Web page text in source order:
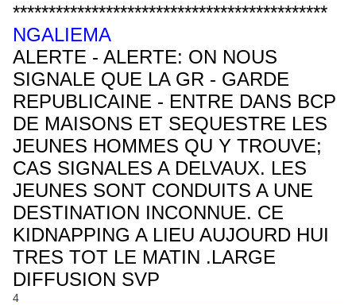
********************************************
NGALIEMA
ALERTE - ALERTE: ON NOUS
SIGNALE QUE LA GR - GARDE
REPUBLICAINE - ENTRE DANS BCP
DE MAISONS ET SEQUESTRE LES
JEUNES HOMMES QU Y TROUVE;
CAS SIGNALES A DELVAUX. LES
JEUNES SONT CONDUITS A UNE
DESTINATION INCONNUE. CE
KIDNAPPING A LIEU AUJOURD HUI
TRES TOT LE MATIN .LARGE
DIFFUSION SVP
4